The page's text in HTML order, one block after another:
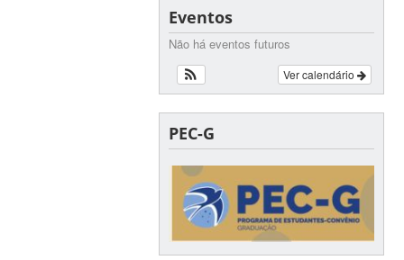
Eventos
Não há eventos futuros
Ver calendário
PEC-G